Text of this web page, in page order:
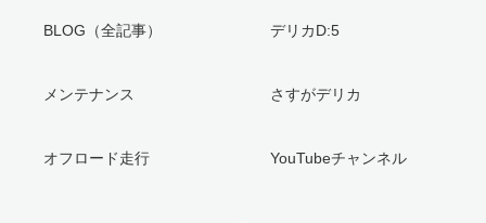
BLOG（全記事） デリカD:5
メンテナンス さすがデリカ
オフロード走行 YouTubeチャンネル